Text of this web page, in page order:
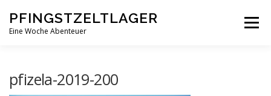
Inhalt
springen
PFINGSTZELTLAGER
Eine Woche Abenteuer
Menü
pfizela-2019-200